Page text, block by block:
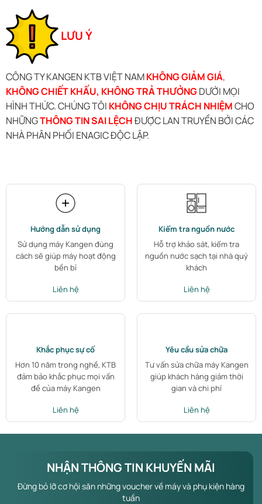
LƯU Ý
CÔNG TY KANGEN KTB VIỆT NAMKHÔNG GIẢM GIÁ,
KHÔNG CHIẾT KHẤU, KHÔNG TRẢ THƯỞNGDƯỚI MỌI
HÌNH THỨC. CHÚNG TÔI KHÔNG CHỊU TRÁCH NHIỆMCHO
NHỮNGTHÔNG TIN SAI LỆCHĐƯỢC LAN TRUYỀN BỞI CÁC
NHÀ PHÂN PHỐI ENAGIC ĐỘC LẬP.
Hướng dẫn sử dụng
Sử dụng máy Kangen đúng
cách sẽ giúp máy hoạt động
bền bỉ
Liên hệ
Kiểm tra nguồn nước
Hỗ trợ khảo sát, kiểm tra
nguồn nước sạch tại nhà quý
khách
Liên hệ
Khắc phục sự cố
Hơn 10 năm trong nghề, KTB
đảm bảo khắc phục mọi vấn
đề của máy Kangen
Liên hệ
Yêu cầu sửa chữa
Tư vấn sửa chữa máy Kangen
giúp khách hàng giảm thời
gian và chi phí
Liên hệ
NHẬN THÔNG TIN KHUYẾN MÃI
Đừng bỏ lỡ cơ hội săn những voucher về máy và phụ kiện hàng
tuần